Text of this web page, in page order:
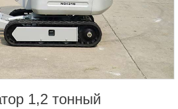
1,2 тонный